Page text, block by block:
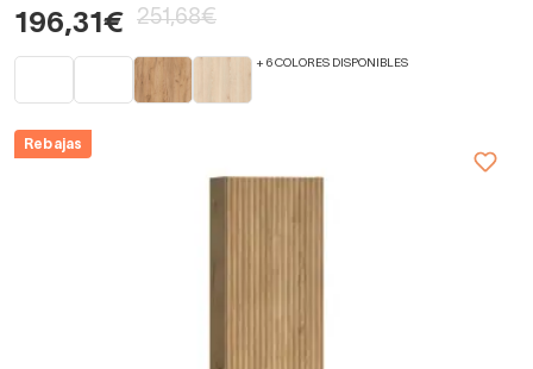
196,31€ 251,68€
+ 6 COLORES DISPONIBLES
Rebajas